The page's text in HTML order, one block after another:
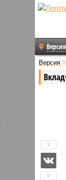
Версия //
1
0